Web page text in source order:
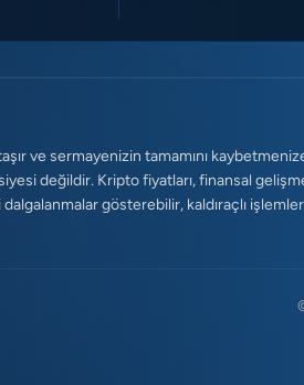
ve sermayenizin tamamını
değildir. Kripto fiyatları, finansal
gösterebilir, kaldıraçlı işlemler